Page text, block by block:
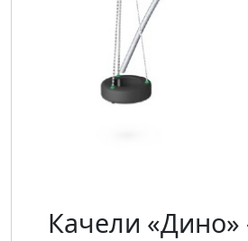
Качели «Дино»